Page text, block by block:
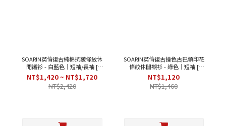
SOARIN英倫復古純棉抗皺條紋休
閒襯衫 - 白藍色｜短袖/長袖 [
212C438/212C438-1 ]
NT$1,420 ~ NT$1,720
NT$2,420
SOARIN英倫復古撞色古巴領印花
條紋休閒襯衫 - 綠色｜短袖 [
2426C282 ]
NT$1,120
NT$1,460